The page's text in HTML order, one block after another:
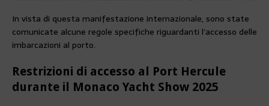
In vista di questa manifestazione internazionale, sono state
comunicate alcune regole specifiche riguardanti l’accesso delle
imbarcazioni al porto.
Restrizioni di accesso al Port Hercule
durante il Monaco Yacht Show 2025